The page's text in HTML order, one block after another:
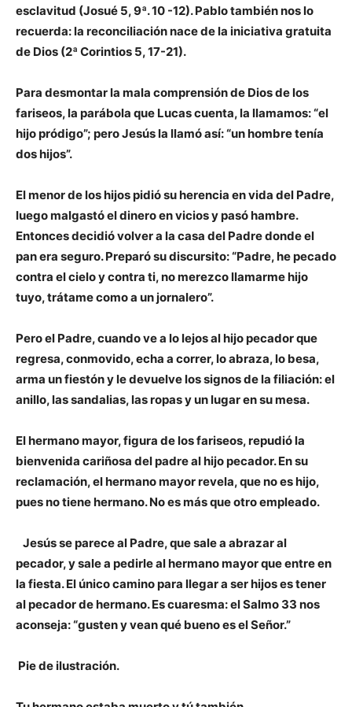
esclavitud (Josué 5, 9ª. 10 -12). Pablo también nos lo
recuerda: la reconciliación nace de la iniciativa gratuita
de Dios (2ª Corintios 5, 17-21).
Para desmontar la mala comprensión de Dios de los
fariseos, la parábola que Lucas cuenta, la llamamos: “el
hijo pródigo”; pero Jesús la llamó así: “un hombre tenía
dos hijos”.
El menor de los hijos pidió su herencia en vida del Padre,
luego malgastó el dinero en vicios y pasó hambre.
Entonces decidió volver a la casa del Padre donde el
pan era seguro. Preparó su discursito: “Padre, he pecado
contra el cielo y contra ti, no merezco llamarme hijo
tuyo, trátame como a un jornalero”.
Pero el Padre, cuando ve a lo lejos al hijo pecador que
regresa, conmovido, echa a correr, lo abraza, lo besa,
arma un fiestón y le devuelve los signos de la filiación: el
anillo, las sandalias, las ropas y un lugar en su mesa.
El hermano mayor, figura de los fariseos, repudió la
bienvenida cariñosa del padre al hijo pecador. En su
reclamación, el hermano mayor revela, que no es hijo,
pues no tiene hermano. No es más que otro empleado.
Jesús se parece al Padre, que sale a abrazar al
pecador, y sale a pedirle al hermano mayor que entre en
la fiesta. El único camino para llegar a ser hijos es tener
al pecador de hermano. Es cuaresma: el Salmo 33 nos
aconseja: “gusten y vean qué bueno es el Señor.”
Pie de ilustración.